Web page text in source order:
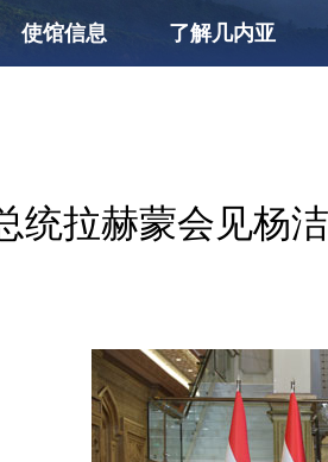
使馆信息 了解几内亚
统拉赫蒙会见杨